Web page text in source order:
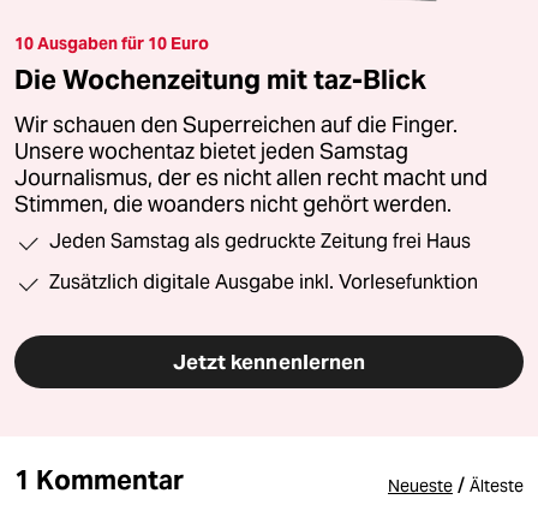
10 Ausgaben für 10 Euro
Die Wochenzeitung mit taz-Blick
Wir schauen den Superreichen auf die Finger.
Unsere wochentaz bietet jeden Samstag
Journalismus, der es nicht allen recht macht und
Stimmen, die woanders nicht gehört werden.
Jeden Samstag als gedruckte Zeitung frei Haus
Zusätzlich digitale Ausgabe inkl. Vorlesefunktion
Jetzt kennenlernen
1 Kommentar Neueste / Älteste